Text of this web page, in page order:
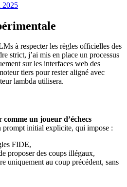
2025
à respecter les règles officielles des
strict, j’ai mis en place un processus
sur les interfaces web des
tiers pour rester aligné avec
lambda utilisera.
comme un joueur d’échecs
prompt initial explicite, qui impose :
FIDE,
proposer des coups illégaux,
uniquement au coup précédent, sans